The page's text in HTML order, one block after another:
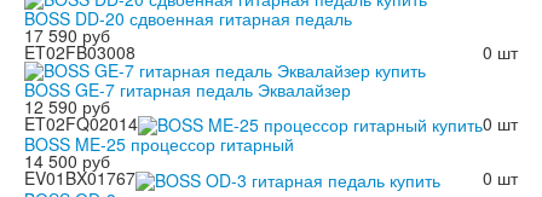
BOSS DD-20 сдвоенная гитарная педаль
17 590 руб
0 шт
ET02FB03008
BOSS GE-7 гитарная педаль Эквалайзер
12 590 руб
0 шт
ET02FQ02014
BOSS ME-25 процессор гитарный
14 500 руб
0 шт
EV01BX01767